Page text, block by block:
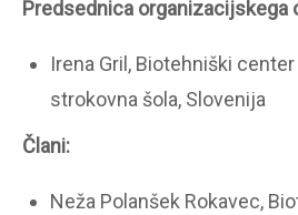
Predsednica organizacijskega
Irena Gril, Biotehniški
strokovna šola, Slovenija
Člani:
Neža Polanšek Rokavec,